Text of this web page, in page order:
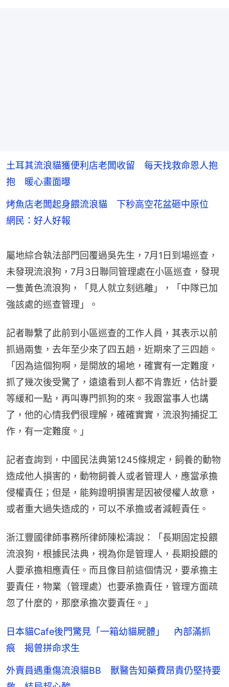
土耳其流浪貓獲便利店老闆收留 每天找救命恩人抱
抱 暖心畫面曝
烤魚店老闆起身餵流浪貓 下秒高空花盆砸中原位
網民：好人好報
屬地綜合執法部門回覆過吳先生，7月1日到場巡查，
未發現流浪狗，7月3日聯同管理處在小區巡查，發現
一隻黃色流浪狗，「見人就立刻逃離」，「中隊已加
強該處的巡查管理」。
記者聯繫了此前到小區巡查的工作人員，其表示以前
抓過兩隻，去年至少來了四五趟，近期來了三四趟。
「因為這個狗啊，是開放的場地，確實有一定難度，
抓了幾次後受驚了，遠遠看到人都不肯靠近，估計要
等緩和一點，再叫專門抓狗的來。我跟當事人也講
了，他的心情我們很理解，確確實實，流浪狗捕捉工
作，有一定難度。」
記者查詢到，中國民法典第1245條規定，飼養的動物
造成他人損害的，動物飼養人或者管理人，應當承擔
侵權責任；但是，能夠證明損害是因被侵權人故意，
或者重大過失造成的，可以不承擔或者減輕責任。
浙江豐國律師事務所律師陳松濤說：「長期固定投餵
流浪狗，根據民法典，視為你是管理人，長期投餵的
人要承擔相應責任。而且像目前這個情況，要承擔主
要責任，物業（管理處）也要承擔責任，管理方面疏
忽了什麼的，那麼承擔次要責任。」
日本貓Cafe後門驚見「一箱幼貓屍體」 內部滿抓
痕 揭曾拼命求生
外賣員遇重傷流浪貓BB 獸醫告知藥費昂貴仍堅持要